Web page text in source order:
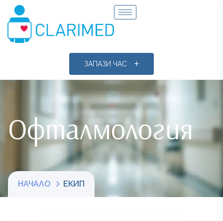
ЗАПАЗИ ЧАС
Офталмология
НАЧАЛО ЕКИП